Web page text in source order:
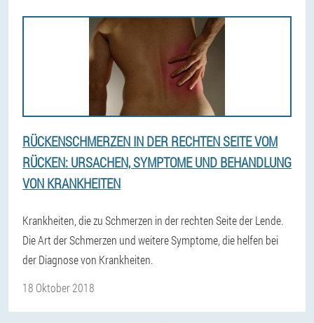
RÜCKENSCHMERZEN IN DER RECHTEN SEITE VOM
RÜCKEN: URSACHEN, SYMPTOME UND BEHANDLUNG
VON KRANKHEITEN
Krankheiten, die zu Schmerzen in der rechten Seite der Lende.
Die Art der Schmerzen und weitere Symptome, die helfen bei
der Diagnose von Krankheiten.
18 Oktober 2018